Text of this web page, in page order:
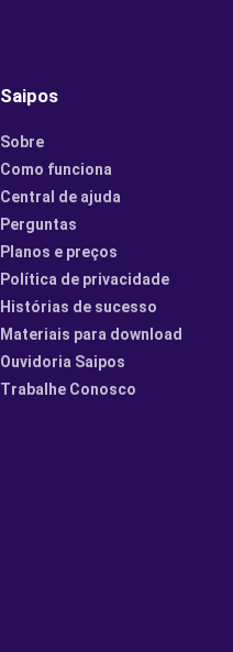
Saipos
Sobre
Como funciona
Central de ajuda
Perguntas
Planos e preços
Política de privacidade
Histórias de sucesso
Materiais para download
Ouvidoria Saipos
Trabalhe Conosco